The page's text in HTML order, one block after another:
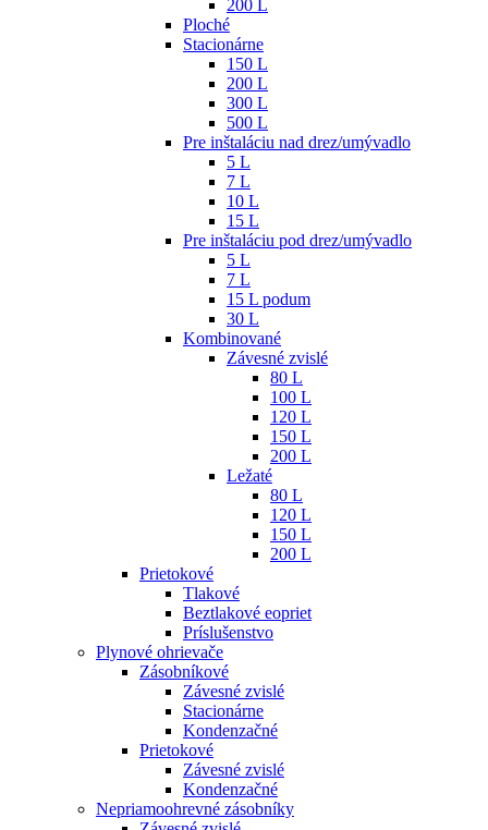
200 L
Ploché
Stacionárne
150 L
200 L
300 L
500 L
Pre inštaláciu nad drez/umývadlo
5 L
7 L
10 L
15 L
Pre inštaláciu pod drez/umývadlo
5 L
7 L
15 L podum
30 L
Kombinované
Závesné zvislé
80 L
100 L
120 L
150 L
200 L
Ležaté
80 L
120 L
150 L
200 L
Prietokové
Tlakové
Beztlakové eopriet
Príslušenstvo
Plynové ohrievače
Zásobníkové
Závesné zvislé
Stacionárne
Kondenzačné
Prietokové
Závesné zvislé
Kondenzačné
Nepriamoohrevné zásobníky